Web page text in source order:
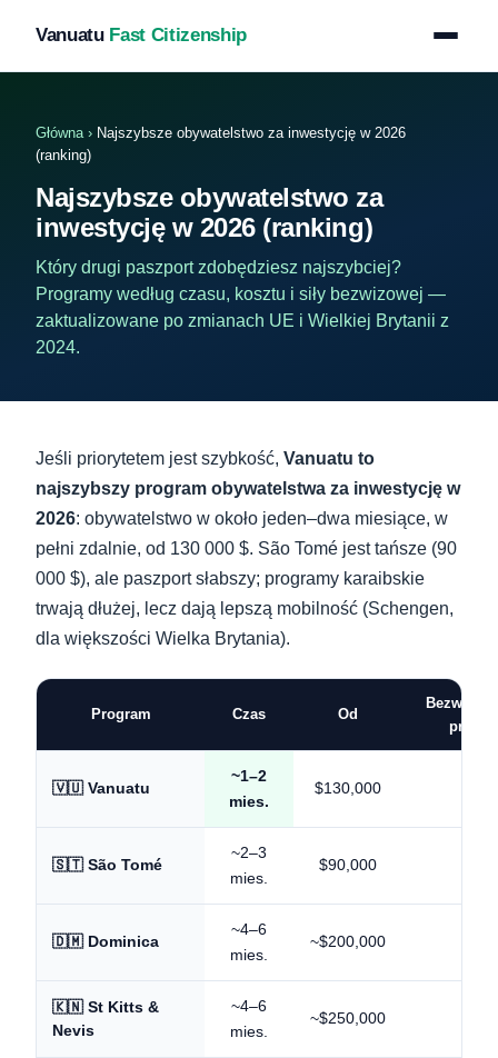
Vanuatu Fast Citizenship
Główna › Najszybsze obywatelstwo za inwestycję w 2026
(ranking)
Najszybsze obywatelstwo za
inwestycję w 2026 (ranking)
Który drugi paszport zdobędziesz najszybciej?
Programy według czasu, kosztu i siły bezwizowej —
zaktualizowane po zmianach UE i Wielkiej Brytanii z
2024.
Jeśli priorytetem jest szybkość, Vanuatu to
najszybszy program obywatelstwa za inwestycję w
2026: obywatelstwo w około jeden–dwa miesiące, w
pełni zdalnie, od 130 000 $. São Tomé jest tańsze (90
000 $), ale paszport słabszy; programy karaibskie
trwają dłużej, lecz dają lepszą mobilność (Schengen,
dla większości Wielka Brytania).
Program Czas Od
🇻🇺 Vanuatu
~1–2
mies.
$130,000
🇸🇹 São Tomé
~2–3
mies.
$90,000
🇩🇲 Dominica
~4–6
mies.
~$200,000
🇰🇳 St Kitts &
Nevis
~4–6
mies.
~$250,000